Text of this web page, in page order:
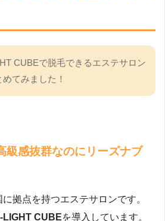
CUBEで脱毛できるエステサロン
めてみました！
級感抜群なのにリーズナブ
拠点を持つエステサロンです。
LIGHT CUBEを導入しています。